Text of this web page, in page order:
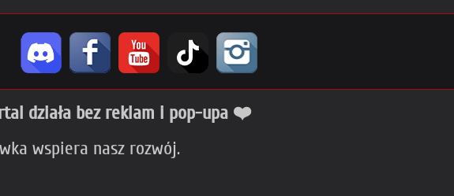
działa bez reklam i pop-upa ❤️
wspiera nasz rozwój.